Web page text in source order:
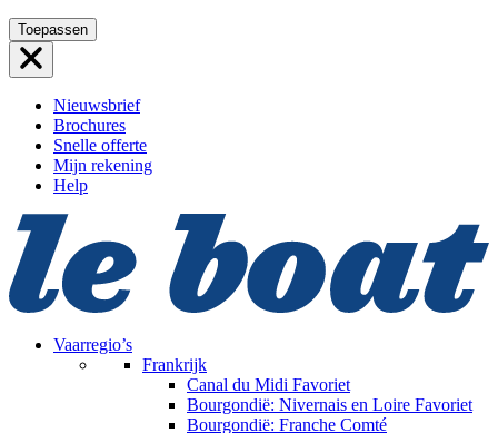
Ga
naar
de
Toepassen
Nieuwsbrief
Brochures
Snelle offerte
Mijn rekening
Help
Vaarregio’s
Frankrijk
Canal du Midi Favoriet
Bourgondië: Nivernais en Loire Favoriet
Bourgondië: Franche Comté